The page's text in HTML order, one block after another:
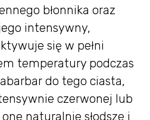
błonnika oraz
intensywny,
się w pełni
temperatury podczas
do tego ciasta,
czerwonej lub
naturalnie słodsze i